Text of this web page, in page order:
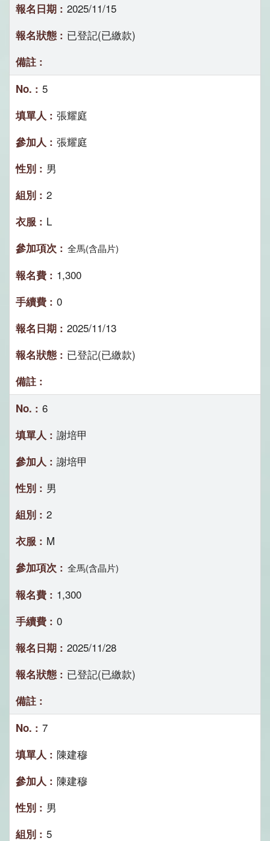
2025/11/15
已登記(已繳款)
5
張耀庭
張耀庭
男
2
L
全馬(含晶片)
1,300
0
2025/11/13
已登記(已繳款)
6
謝培甲
謝培甲
男
2
M
全馬(含晶片)
1,300
0
2025/11/28
已登記(已繳款)
7
陳建穆
陳建穆
男
5